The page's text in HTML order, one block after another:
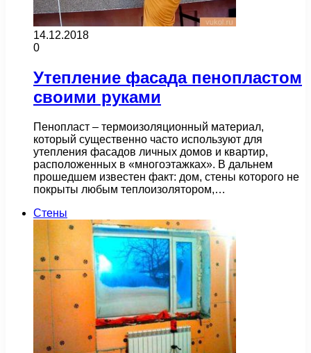
14.12.2018
0
Утепление фасада пенопластом
своими руками
Пенопласт – термоизоляционный материал,
который существенно часто используют для
утепления фасадов личных домов и квартир,
расположенных в «многоэтажках». В дальнем
прошедшем известен факт: дом, стены которого не
покрыты любым теплоизолятором,…
Стены